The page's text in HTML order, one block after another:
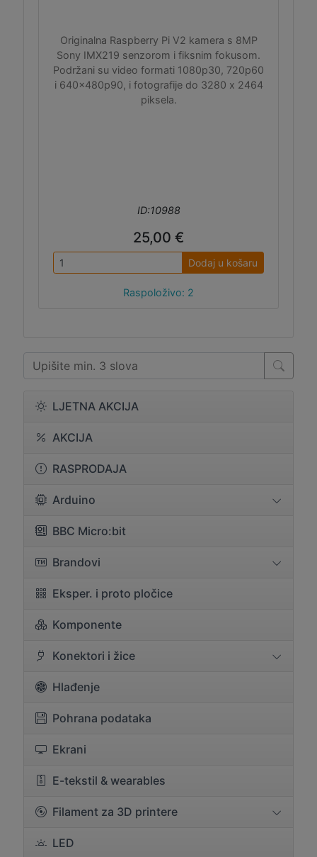
LJETNA AKCIJA
AKCIJA
RASPRODAJA
Arduino
BBC Micro:bit
Brandovi
Eksper. i proto pločice
Komponente
Konektori i žice
Hlađenje
Pohrana podataka
Ekrani
E-tekstil & wearables
Filament za 3D printere
LED
Originalna Raspberry Pi V2 kamera s 8MP
Sony IMX219 senzorom i fiksnim fokusom.
Podržani su video formati 1080p30, 720p60
i 640x480p90, i fotografije do 3280 x 2464
piksela.
ID:10988
25,00 €
Dodaj u košaru
Raspoloživo: 2